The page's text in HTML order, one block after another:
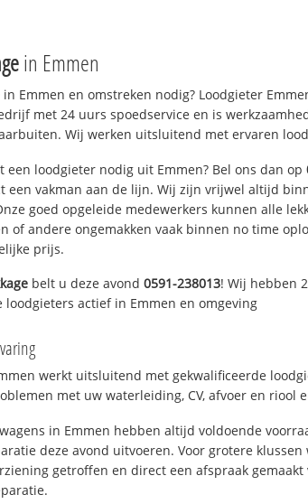
in Emmen
in Emmen en omstreken nodig? Loodgieter
met 24 uurs spoedservice en is
Wij werken uitsluitend met ervaren
een loodgieter nodig uit Emmen? Bel ons dan op
een vakman aan de lijn. Wij zijn vrijwel altijd
goed opgeleide medewerkers kunnen alle
of andere ongemakken vaak binnen no time
prijs.
belt u deze avond0591-238013! Wij hebben
loodgieters actief in Emmen en omgeving
werkt uitsluitend met gekwalificeerde
met uw waterleiding, CV, afvoer en riool
in Emmen hebben altijd voldoende
deze avond uitvoeren. Voor grotere
getroffen en direct een afspraak gemaakt